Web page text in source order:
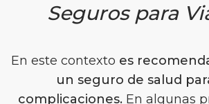
Seguros para
En este contexto es
un seguro de salud
complicaciones.En algunas